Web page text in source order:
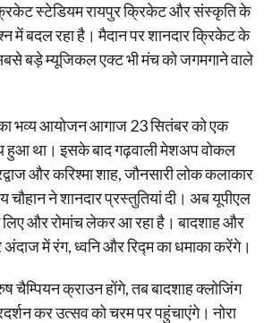
स्टेडियम रायपुर क्रिकेट और संस्कृति के
में बदल रहा है। मैदान पर शानदार क्रिकेट के
बड़े म्यूजिकल एक्ट भी मंच को जगमगाने वाले
भव्य आयोजन आगाज 23 सितंबर को एक
हुआ था। इसके बाद गढ़वाली मेशअप वोकल
और करिश्मा शाह, जौनसारी लोक कलाकार
ने शानदार प्रस्तुतियां दी। अब यूपीएल
और रोमांच लेकर आ रहा है। बादशाह और
अंदाज में रंग, ध्वनि और रिद्म का धमाका करेंगे।
चैम्पियन क्राउन होंगे, तब बादशाह क्लोजिंग
कर उत्सव को चरम पर पहुंचाएंगे। नोरा